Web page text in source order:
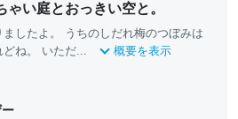
い庭とおっきい空と。
したよ。 うちのしだれ梅のつぼみは
どね。 いただ...
概要を表示